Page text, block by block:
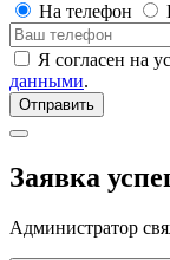
На телефон
Я согласен на
данными.
Отправить
Заявка
Администратор